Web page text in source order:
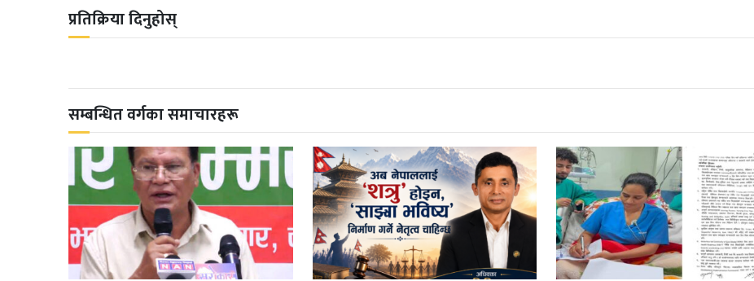
प्रतिक्रिया दिनुहोस्
सम्बन्धित वर्गका समाचारहरू